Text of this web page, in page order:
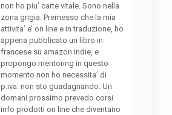
non ho piu’ carte vitale. Sono nella
zona grigia. Premesso che la mia
attivita’ e’ on line e in traduzione, ho
appena pubblicato un libro in
francese su amazon indie, e
propongo mentoring in questo
momento non ho necessita’ di
p.iva. non sto guadagnando. Un
domani prossimo prevedo corsi
info prodotti on line che diventano